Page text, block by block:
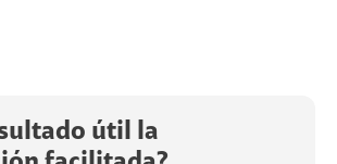
útil la